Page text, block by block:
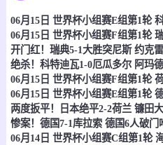
情报
乌兹职联 06-15
费尔干纳FA 0 -
情报
06月15日 世界杯小组赛F组第1轮
06月15日 世界杯小组赛F组第1轮
06月15日 世界杯小组赛E组第1轮
06月14日 世界杯小组赛C组第1轮